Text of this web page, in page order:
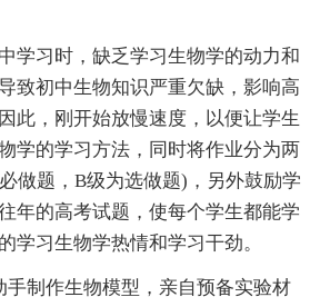
学习时，缺乏学习生物学的动力和
致初中生物知识严重欠缺，影响高
此，刚开始放慢速度，以便让学生
学的学习方法，同时将作业分为两
做题，B级为选做题)，另外鼓励学
年的高考试题，使每个学生都能学
学习生物学热情和学习干劲。
手制作生物模型，亲自预备实验材